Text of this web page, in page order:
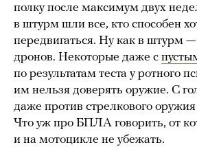
полку после максимум двух
в штурм шли все, кто способен
передвигаться. Ну как в штурм
дронов. Некоторые даже с
по результатам теста у ротного
им нельзя доверять оружие. С
даже против стрелкового
Что уж про БПЛА говорить, от
и на мотоцикле не убежать.